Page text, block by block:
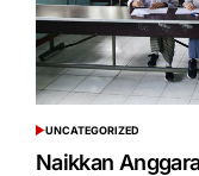
POSTED
IN
UNCATEGORIZED
Naikkan